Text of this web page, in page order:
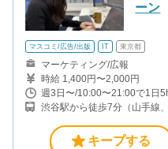
ーン
マスコミ/広告/出版 IT 東京都
マーケティング/広報
時給 1,400円〜2,000円
週3日〜/10:00〜21:00で1日
渋谷駅から徒歩7分（山手線
宿駅から徒歩14分（副都心線
キープする